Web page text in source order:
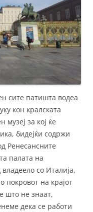
сите патишта водеа
кон кралската
за кој ќе
бидејќи содржи
Ренесансните
палата на
владеело со Италија,
покровот на крајот
што не знаат,
дека се работи